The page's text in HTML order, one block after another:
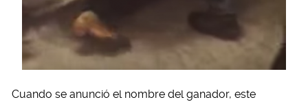
Cuando se anunció el nombre del ganador, este